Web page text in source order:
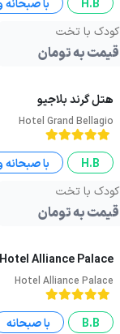
H.B
با صبحانه
کودک با تخت
قیمت به تومان
هتل گرند بلاجیو
Hotel Grand Bellagio
H.B
با صبحانه
کودک با تخت
قیمت به تومان
Hotel Alliance Palace
Hotel Alliance Palace
B.B
با صبحانه